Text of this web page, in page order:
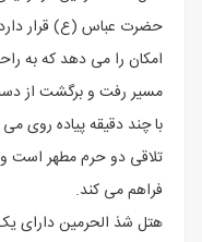
حضرت عباس (ع) قرار
امکان را می ‌دهد که به‌
مسیر رفت ‌و برگشت از
با چند دقیقه پیاده ‌روی
تلاقی دو حرم مطهر است و
فراهم می ‌کند.
هتل شذ الحرمین دارای